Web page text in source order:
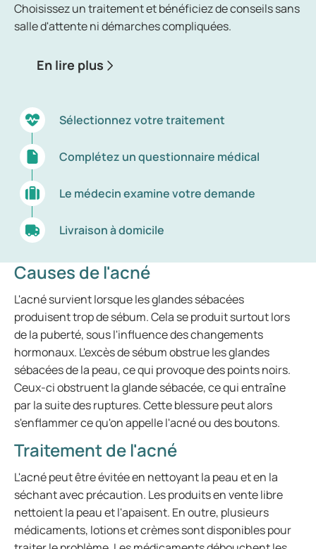
Choisissez un traitement et bénéficiez de conseils sans
salle d'attente ni démarches compliquées.
En lire plus
Sélectionnez votre traitement
Complétez un questionnaire médical
Le médecin examine votre demande
Livraison à domicile
Causes de l'acné
L'acné survient lorsque les glandes sébacées
produisent trop de sébum. Cela se produit surtout lors
de la puberté, sous l'influence des changements
hormonaux. L'excès de sébum obstrue les glandes
sébacées de la peau, ce qui provoque des points noirs.
Ceux-ci obstruent la glande sébacée, ce qui entraîne
par la suite des ruptures. Cette blessure peut alors
s'enflammer ce qu'on appelle l'acné ou des boutons.
Traitement de l'acné
L'acné peut être évitée en nettoyant la peau et en la
séchant avec précaution. Les produits en vente libre
nettoient la peau et l'apaisent. En outre, plusieurs
médicaments, lotions et crèmes sont disponibles pour